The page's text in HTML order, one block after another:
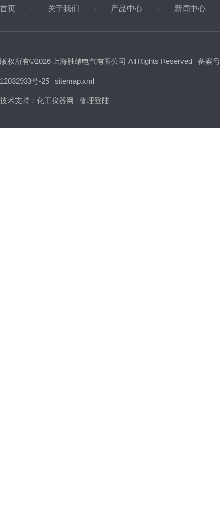
首页 关于我们 产品中心 新闻中心
版权所有©2026 上海胜绪电气有限公司 All Rights Reserved 备案
12032933号-25 sitemap.xml
技术支持： 化工仪器网 管理登陆